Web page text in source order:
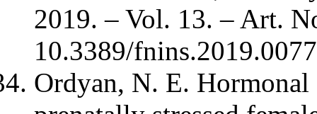
2019. – Vol. 13. – Art.
10.3389/
Ordyan, N. E.